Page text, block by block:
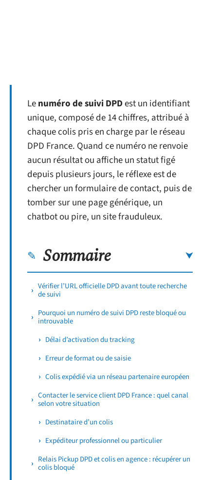
Lenuméro de suivi DPDest un identifiant
unique, composé de 14 chiffres, attribué à
chaque colis pris en charge par le réseau
DPD France. Quand ce numéro ne renvoie
aucun résultat ou affiche un statut figé
depuis plusieurs jours, le réflexe est de
chercher un formulaire de contact, puis de
tomber sur une page générique, un
chatbot ou pire, un site frauduleux.
Sommaire
Vérifier l’URL officielle DPD avant toute recherche
de suivi
Pourquoi un numéro de suivi DPD reste bloqué ou
introuvable
Délai d’activation du tracking
Erreur de format ou de saisie
Colis expédié via un réseau partenaire européen
Contacter le service client DPD France : quel canal
selon votre situation
Destinataire d’un colis
Expéditeur professionnel ou particulier
Relais Pickup DPD et colis en agence : récupérer un
colis bloqué